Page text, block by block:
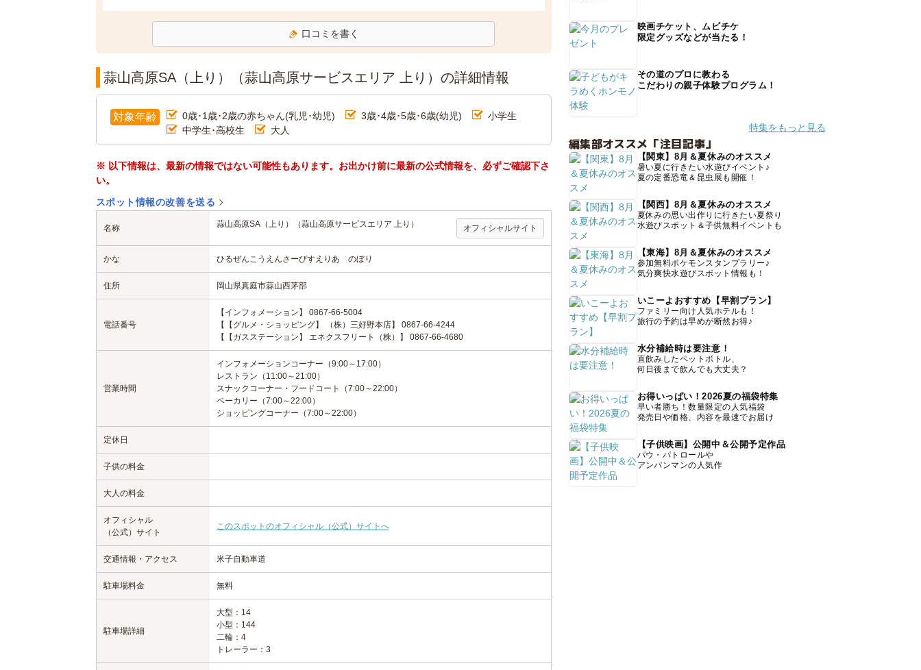
口コミを書く
蒜山高原SA（上り）（蒜山高原サービスエリア 上り）の詳細情報
対象年齢 0歳･1歳･2歳の赤ちゃん(乳児･幼児) 3歳･4歳･5歳･6歳(幼児)
小学生
中学生･高校生
大人
※ 以下情報は、最新の情報ではない可能性もあります。お出かけ前に最新の公式情報を、必ずご確認下さ
い。
スポット情報の改善を送る
名称 蒜山高原SA（上り）（蒜山高原サービスエリア 上り） オフィシャルサイト
かな ひるぜんこうえんさーびすえりあ のぼり
住所 岡山県真庭市蒜山西茅部
電話番号
【インフォメーション】 0867-66-5004
【【グルメ・ショッピング】 （株）三好野本店】 0867-66-4244
【【ガスステーション】 エネクスフリート（株）】 0867-66-4680
営業時間
インフォメーションコーナー（9:00～17:00）
レストラン（11:00～21:00）
スナックコーナー・フードコート（7:00～22:00）
ベーカリー（7:00～22:00）
ショッピングコーナー（7:00～22:00）
定休日
子供の料金
大人の料金
オフィシャル
（公式）サイト
このスポットのオフィシャル（公式）サイトへ
交通情報・アクセス 米子自動車道
駐車場料金 無料
駐車場詳細
大型：14
小型：144
二輪：4
トレーラー：3
映画チケット、ムビチケ
限定グッズなどが当たる！
その道のプロに教わる
こだわりの親子体験プログラム！
特集をもっと見る
編集部オススメ「注目記事」
【関東】8月＆夏休みのオススメ
暑い夏に行きたい水遊びイベント♪
夏の定番恐竜＆昆虫展も開催！
【関西】8月＆夏休みのオススメ
夏休みの思い出作りに行きたい夏祭り
水遊びスポット＆子供無料イベントも
【東海】8月＆夏休みのオススメ
参加無料ポケモンスタンプラリー♪
気分爽快水遊びスポット情報も！
いこーよおすすめ【早割プラン】
ファミリー向け人気ホテルも！
旅行の予約は早めが断然お得♪
水分補給時は要注意！
直飲みしたペットボトル、
何日後まで飲んでも大丈夫？
お得いっぱい！2026夏の福袋特集
早い者勝ち！数量限定の人気福袋
発売日や価格、内容を最速でお届け
【子供映画】公開中＆公開予定作品
パウ・パトロールや
アンパンマンの人気作